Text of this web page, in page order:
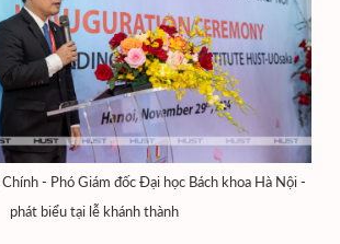
- Phó Giám đốc Đại học Bách khoa Hà Nội -
phát biểu tại lễ khánh thành